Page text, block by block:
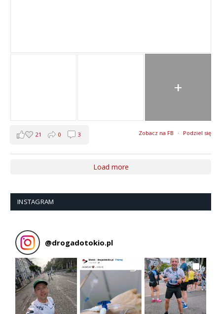
+
Zobacz na FB · Podziel się
21 0 3
Load more
INSTAGRAM
@drogadotokio.pl